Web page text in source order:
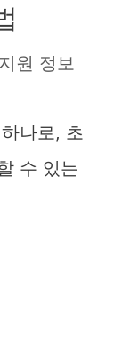
원 정보
나로, 초
수 있는